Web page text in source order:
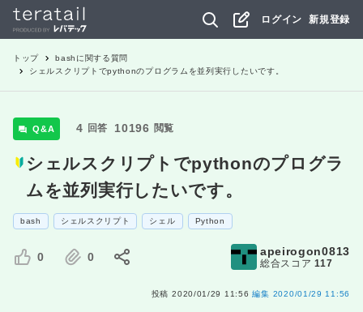
ログイン 新規登録
トップ bash に関する質問
シェルスクリプトでpythonのプログラムを並列実行したいです。
Q&A 4 回答 10196 閲覧
シェルスクリプトでpythonのプログラ
ムを並列実行したいです。
bash シェルスクリプト シェル Python
0 0 apeirogon0813
総合スコア 117
投稿 2020/01/29 11:56 編集 2020/01/29 11:56